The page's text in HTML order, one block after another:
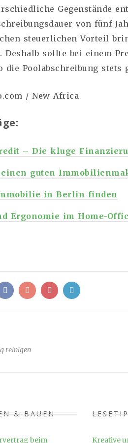
Gegenstände
von fünf
steuerlichen Vorteil
Deshalb sollte bei einem
die Poolabschreibung stets
/ New Africa
– Die kluge
guten
in Berlin finden
Ergonomie im Home-
reinigen
& BAUEN
beim Kreative